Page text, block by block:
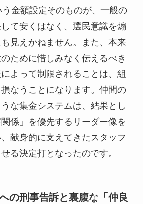
う金額設定そのものが、一般の
て安くはなく、選民意識を煽
見えかねません。また、本来
ために惜しみなく伝えるべき
よって制限されることは、組
なうことになります。仲間の
な集金システムは、結果とし
係」を優先するリーダー像を
献身的に支えてきたスタッフ
る決定打となったのです。
の刑事告訴と裏腹な「仲良